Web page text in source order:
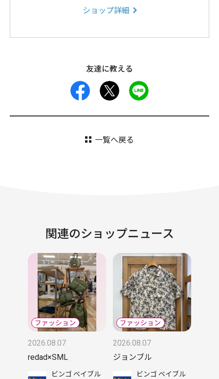
ショップ詳細
友達に教える
facebook
一覧へ戻る
関連のショップニュース
2026.08.07
redad×SML
ビンゴ ベイブル
2026.08.07
ジョンブル
ビンゴ ベイブル